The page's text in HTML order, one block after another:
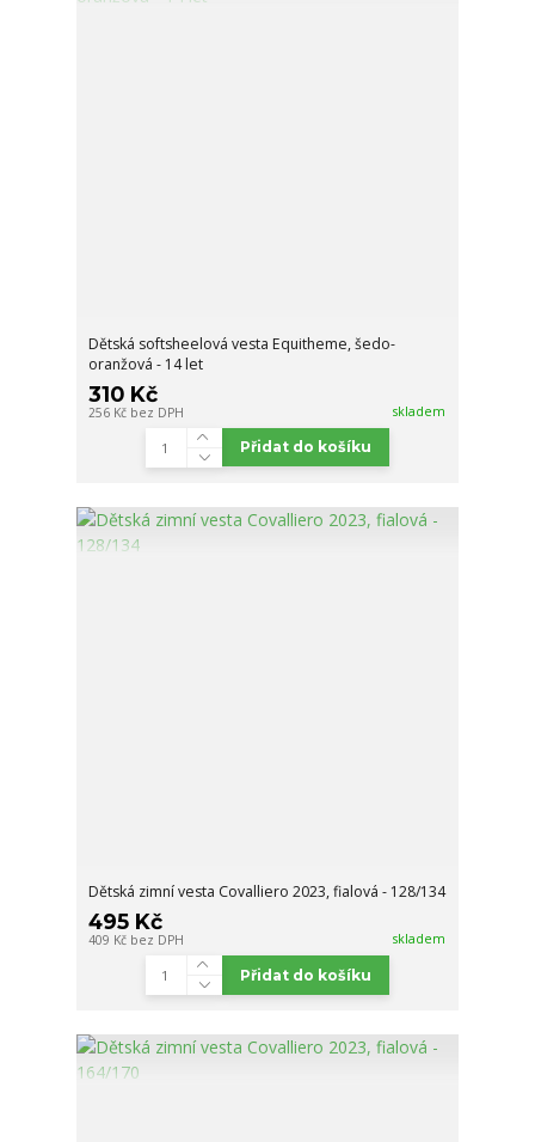
Dětská softsheelová vesta Equitheme, šedo-
oranžová - 14 let
310 Kč
256 Kč bez DPH skladem
Přidat do košíku
Dětská zimní vesta Covalliero 2023, fialová - 128/134
495 Kč
409 Kč bez DPH skladem
Přidat do košíku